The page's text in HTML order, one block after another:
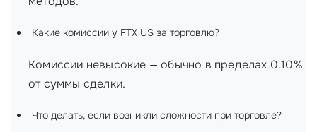
Какие комиссии у FTX US за торговлю?
Комиссии невысокие — обычно в пределах 0.10%
от суммы сделки.
Что делать, если возникли сложности при торговле?